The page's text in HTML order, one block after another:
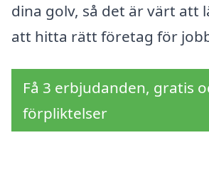
dina golv, så det är värt att
att hitta rätt företag för
Få 3 erbjudanden, gratis
förpliktelser